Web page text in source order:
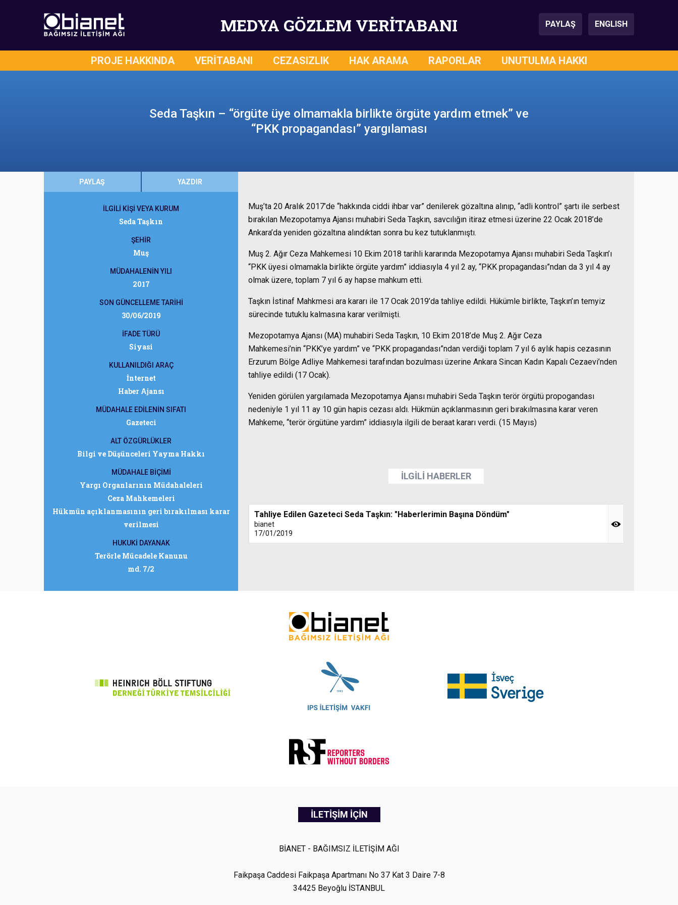
MEDYA GÖZLEM VERİTABANI PAYLAŞ ENGLISH
PROJE HAKKINDA VERİTABANI CEZASIZLIK HAK ARAMA RAPORLAR UNUTULMA HAKKI
Seda Taşkın – “örgüte üye olmamakla birlikte örgüte yardım etmek” ve
“PKK propagandası” yargılaması
PAYLAŞ YAZDIR
İLGİLİ KİŞİ VEYA KURUM
Seda Taşkın
ŞEHİR
Muş
MÜDAHALENİN YILI
2017
SON GÜNCELLEME TARİHİ
30/06/2019
İFADE TÜRÜ
Siyasi
KULLANILDIĞI ARAÇ
İnternet
Haber Ajansı
MÜDAHALE EDİLENİN SIFATI
Gazeteci
ALT ÖZGÜRLÜKLER
Bilgi ve Düşünceleri Yayma Hakkı
MÜDAHALE BİÇİMİ
Yargı Organlarının Müdahaleleri
Ceza Mahkemeleri
Hükmün açıklanmasının geri bırakılması karar
verilmesi
HUKUKİ DAYANAK
Terörle Mücadele Kanunu
md. 7/2
Muş’ta 20 Aralık 2017’de “hakkında ciddi ihbar var” denilerek gözaltına alınıp, “adli kontrol” şartı ile serbest
bırakılan Mezopotamya Ajansı muhabiri Seda Taşkın, savcılığın itiraz etmesi üzerine 22 Ocak 2018’de
Ankara’da yeniden gözaltına alındıktan sonra bu kez tutuklanmıştı.
Muş 2. Ağır Ceza Mahkemesi 10 Ekim 2018 tarihli kararında Mezopotamya Ajansı muhabiri Seda Taşkın’ı
“PKK üyesi olmamakla birlikte örgüte yardım” iddiasıyla 4 yıl 2 ay, “PKK propagandası”ndan da 3 yıl 4 ay
olmak üzere, toplam 7 yıl 6 ay hapse mahkum etti.
Taşkın İstinaf Mahkmesi ara kararı ile 17 Ocak 2019’da tahliye edildi. Hükümle birlikte, Taşkın’ın temyiz
sürecinde tutuklu kalmasına karar verilmişti.
Mezopotamya Ajansı (MA) muhabiri Seda Taşkın, 10 Ekim 2018’de Muş 2. Ağır Ceza
Mahkemesi’nin “PKK’ye yardım” ve “PKK propagandası”ndan verdiği toplam 7 yıl 6 aylık hapis cezasının
Erzurum Bölge Adliye Mahkemesi tarafından bozulması üzerine Ankara Sincan Kadın Kapalı Cezaevi’nden
tahliye edildi (17 Ocak).
Yeniden görülen yargılamada Mezopotamya Ajansı muhabiri Seda Taşkın terör örgütü propogandası
nedeniyle 1 yıl 11 ay 10 gün hapis cezası aldı. Hükmün açıklanmasının geri bırakılmasına karar veren
Mahkeme, “terör örgütüne yardım” iddiasıyla ilgili de beraat kararı verdi. (15 Mayıs)
İLGİLİ HABERLER
Tahliye Edilen Gazeteci Seda Taşkın: "Haberlerimin Başına Döndüm"
bianet
17/01/2019
İLETİŞİM İÇİN
BİANET - BAĞIMSIZ İLETİŞİM AĞI
Faikpaşa Caddesi Faikpaşa Apartmanı No 37 Kat 3 Daire 7-8
34425 Beyoğlu İSTANBUL